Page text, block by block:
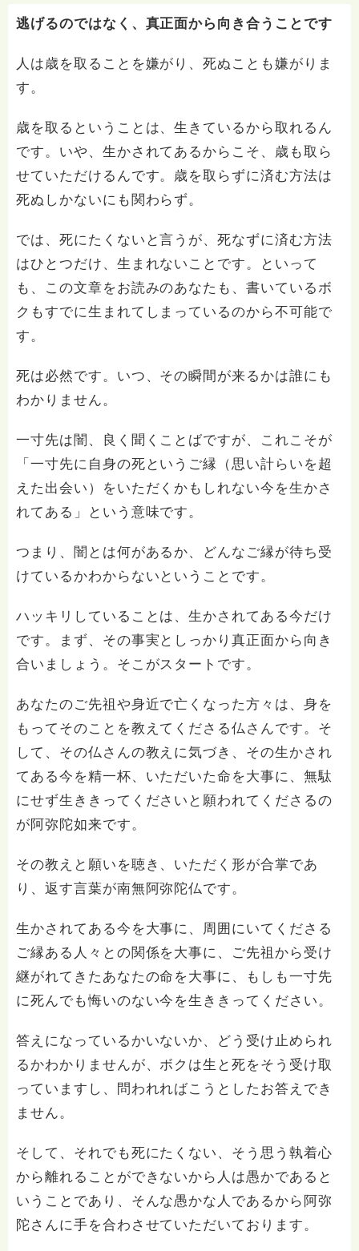
逃げるのではなく、真正面から向き合うことです
人は歳を取ることを嫌がり、死ぬことも嫌がりま
す。
歳を取るということは、生きているから取れるん
です。いや、生かされてあるからこそ、歳も取ら
せていただけるんです。歳を取らずに済む方法は
死ぬしかないにも関わらず。
では、死にたくないと言うが、死なずに済む方法
はひとつだけ、生まれないことです。といって
も、この文章をお読みのあなたも、書いているボ
クもすでに生まれてしまっているのから不可能で
す。
死は必然です。いつ、その瞬間が来るかは誰にも
わかりません。
一寸先は闇、良く聞くことばですが、これこそが
「一寸先に自身の死というご縁（思い計らいを超
えた出会い）をいただくかもしれない今を生かさ
れてある」という意味です。
つまり、闇とは何があるか、どんなご縁が待ち受
けているかわからないということです。
ハッキリしていることは、生かされてある今だけ
です。まず、その事実としっかり真正面から向き
合いましょう。そこがスタートです。
あなたのご先祖や身近で亡くなった方々は、身を
もってそのことを教えてくださる仏さんです。そ
して、その仏さんの教えに気づき、その生かされ
てある今を精一杯、いただいた命を大事に、無駄
にせず生ききってくださいと願われてくださるの
が阿弥陀如来です。
その教えと願いを聴き、いただく形が合掌であ
り、返す言葉が南無阿弥陀仏です。
生かされてある今を大事に、周囲にいてくださる
ご縁ある人々との関係を大事に、ご先祖から受け
継がれてきたあなたの命を大事に、もしも一寸先
に死んでも悔いのない今を生ききってください。
答えになっているかいないか、どう受け止められ
るかわかりませんが、ボクは生と死をそう受け取
っていますし、問われればこうとしたお答えでき
ません。
そして、それでも死にたくない、そう思う執着心
から離れることができないから人は愚かであると
いうことであり、そんな愚かな人であるから阿弥
陀さんに手を合わさせていただいております。